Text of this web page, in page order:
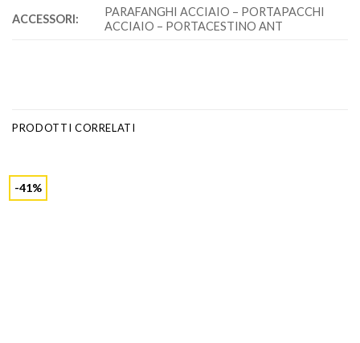
ACCESSORI:
PARAFANGHI ACCIAIO – PORTAPACCHI
ACCIAIO – PORTACESTINO ANT
PRODOTTI CORRELATI
-41%